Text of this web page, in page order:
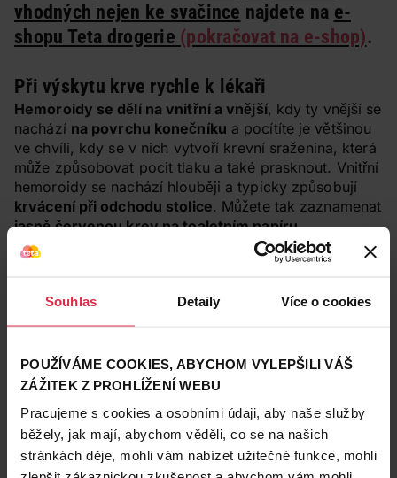
Souhlas Detaily Více o cookies
POUŽÍVÁME COOKIES, ABYCHOM VYLEPŠILI VÁŠ
ZÁŽITEK Z PROHLÍŽENÍ WEBU
Pracujeme s cookies a osobními údaji, aby naše služby
běžely, jak mají, abychom věděli, co se na našich
stránkách děje, mohli vám nabízet užitečné funkce, mohli
vhodných nejen ke svačince najdete na e-
shopu Teta drogerie (pokračovat na e-shop).
Při výskytu krve rychle k lékaři
Hemoroidy se dělí na vnitřní a vnější, kdy ty vnější se
nachází na povrchu konečníku a pocítíte je většinou
ve chvíli, kdy se v nich vytvoří krevní sraženina, která
může způsobovat pocit tlaku a také prasknout. Vnitřní
hemoroidy se nachází hlouběji a typicky způsobují
krvácení při odchodu stolice. Můžete tak zaznamenat
jasně červenou krev na toaletním papíru.
V pokročilém stádiu se může objevit takévyhřeznutí
způsobené vyhřeznutím žil naplněných